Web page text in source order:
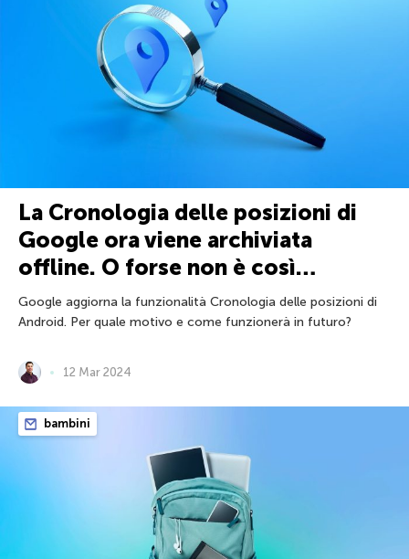
La Cronologia delle posizioni di
Google ora viene archiviata
offline. O forse non è così…
Google aggiorna la funzionalità Cronologia delle posizioni di
Android. Per quale motivo e come funzionerà in futuro?
12 Mar 2024
bambini